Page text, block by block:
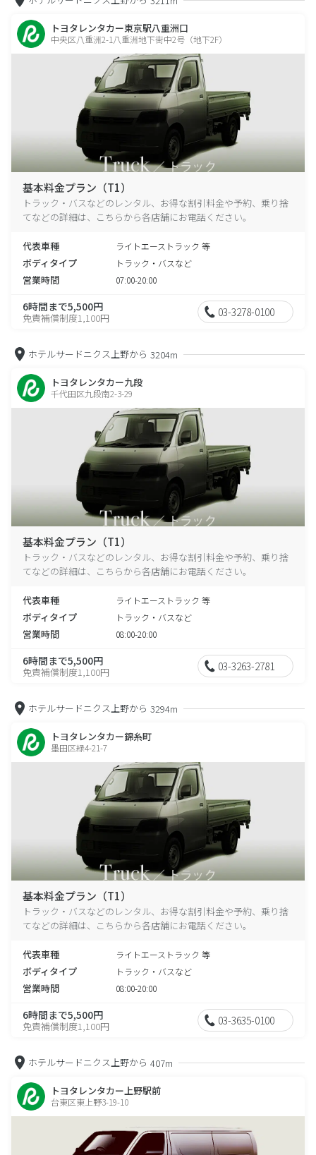
トヨタレンタカー東京駅八重洲口
中央区八重洲2-1八重洲地下街中2号（地下2F）
基本料金プラン（T1）
トラック・バスなどのレンタル、お得な割引料金や予約、乗り捨
てなどの詳細は、こちらから各店舗にお電話ください。
代表車種 ライトエーストラック 等
ボディタイプ トラック・バスなど
営業時間 07:00-20:00
6時間まで5,500円
免責補償制度1,100円 03-3278-0100
ホテルサードニクス上野から 3204m
トヨタレンタカー九段
千代田区九段南2-3-29
基本料金プラン（T1）
トラック・バスなどのレンタル、お得な割引料金や予約、乗り捨
てなどの詳細は、こちらから各店舗にお電話ください。
代表車種 ライトエーストラック 等
ボディタイプ トラック・バスなど
営業時間 08:00-20:00
6時間まで5,500円
免責補償制度1,100円 03-3263-2781
ホテルサードニクス上野から 3294m
トヨタレンタカー錦糸町
墨田区緑4-21-7
基本料金プラン（T1）
トラック・バスなどのレンタル、お得な割引料金や予約、乗り捨
てなどの詳細は、こちらから各店舗にお電話ください。
代表車種 ライトエーストラック 等
ボディタイプ トラック・バスなど
営業時間 08:00-20:00
6時間まで5,500円
免責補償制度1,100円 03-3635-0100
ホテルサードニクス上野から 407m
トヨタレンタカー上野駅前
台東区東上野3-19-10